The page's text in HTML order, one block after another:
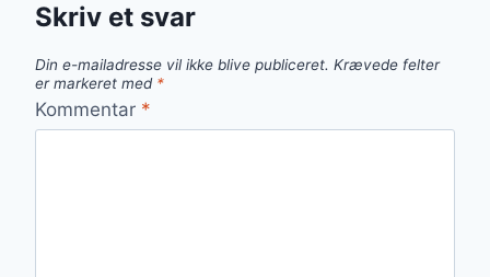
Skriv et svar
Din e-mailadresse vil ikke blive publiceret. Krævede felter
er markeret med *
Kommentar *